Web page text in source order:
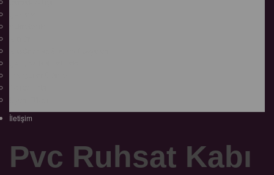
İletişim
Pvc Ruhsat Kabı